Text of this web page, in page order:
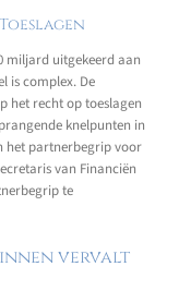
miljard uitgekeerd aan
is complex. De
het recht op toeslagen
knelpunten in
het partnerbegrip voor
van Financiën
te
vervalt